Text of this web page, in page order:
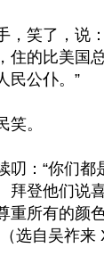
，笑了，说
住的比美国
民公仆。”
。
叨：“你们都
拜登他们说
重所有的颜
选自吴祚来